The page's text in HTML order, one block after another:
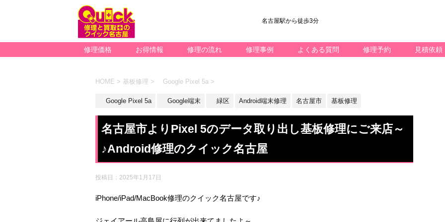
名古屋駅から徒歩3分
修理価格 お得情報 修理の流れ 修理事例 よくある質問 修理予約 見積依頼
HOME > 基板修理 > Google Pixel 5a >
Google Pixel 5a Google端末 緑区 Android端末修理 名古屋市 基板修理
名古屋市よりPixel 5のデータ取り出し基板修理にご来店～
♪Android修理のクイック名古屋
投稿日： 2025年1月17日
iPhone/iPad/MacBook修理のクイック名古屋です♪